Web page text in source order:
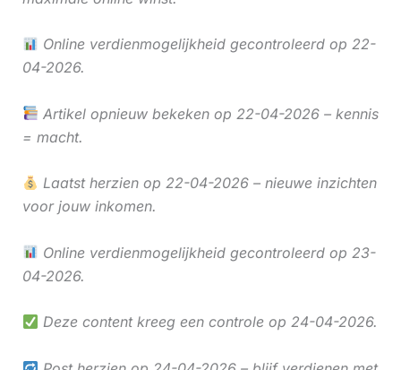
Online verdienmogelijkheid gecontroleerd op 22-
04-2026.
Artikel opnieuw bekeken op 22-04-2026 – kennis
= macht.
Laatst herzien op 22-04-2026 – nieuwe inzichten
voor jouw inkomen.
Online verdienmogelijkheid gecontroleerd op 23-
04-2026.
Deze content kreeg een controle op 24-04-2026.